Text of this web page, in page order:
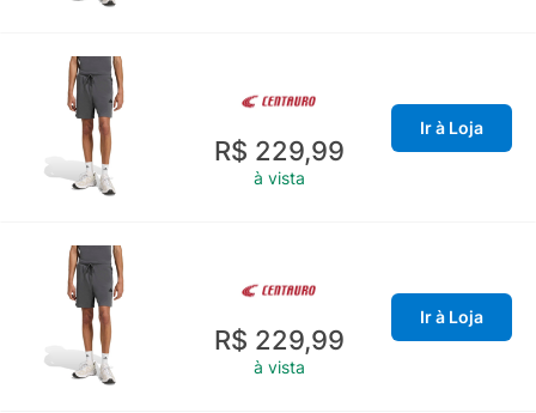
R$ 229,99
à vista
Ir à Loja
R$ 229,99
à vista
Ir à Loja